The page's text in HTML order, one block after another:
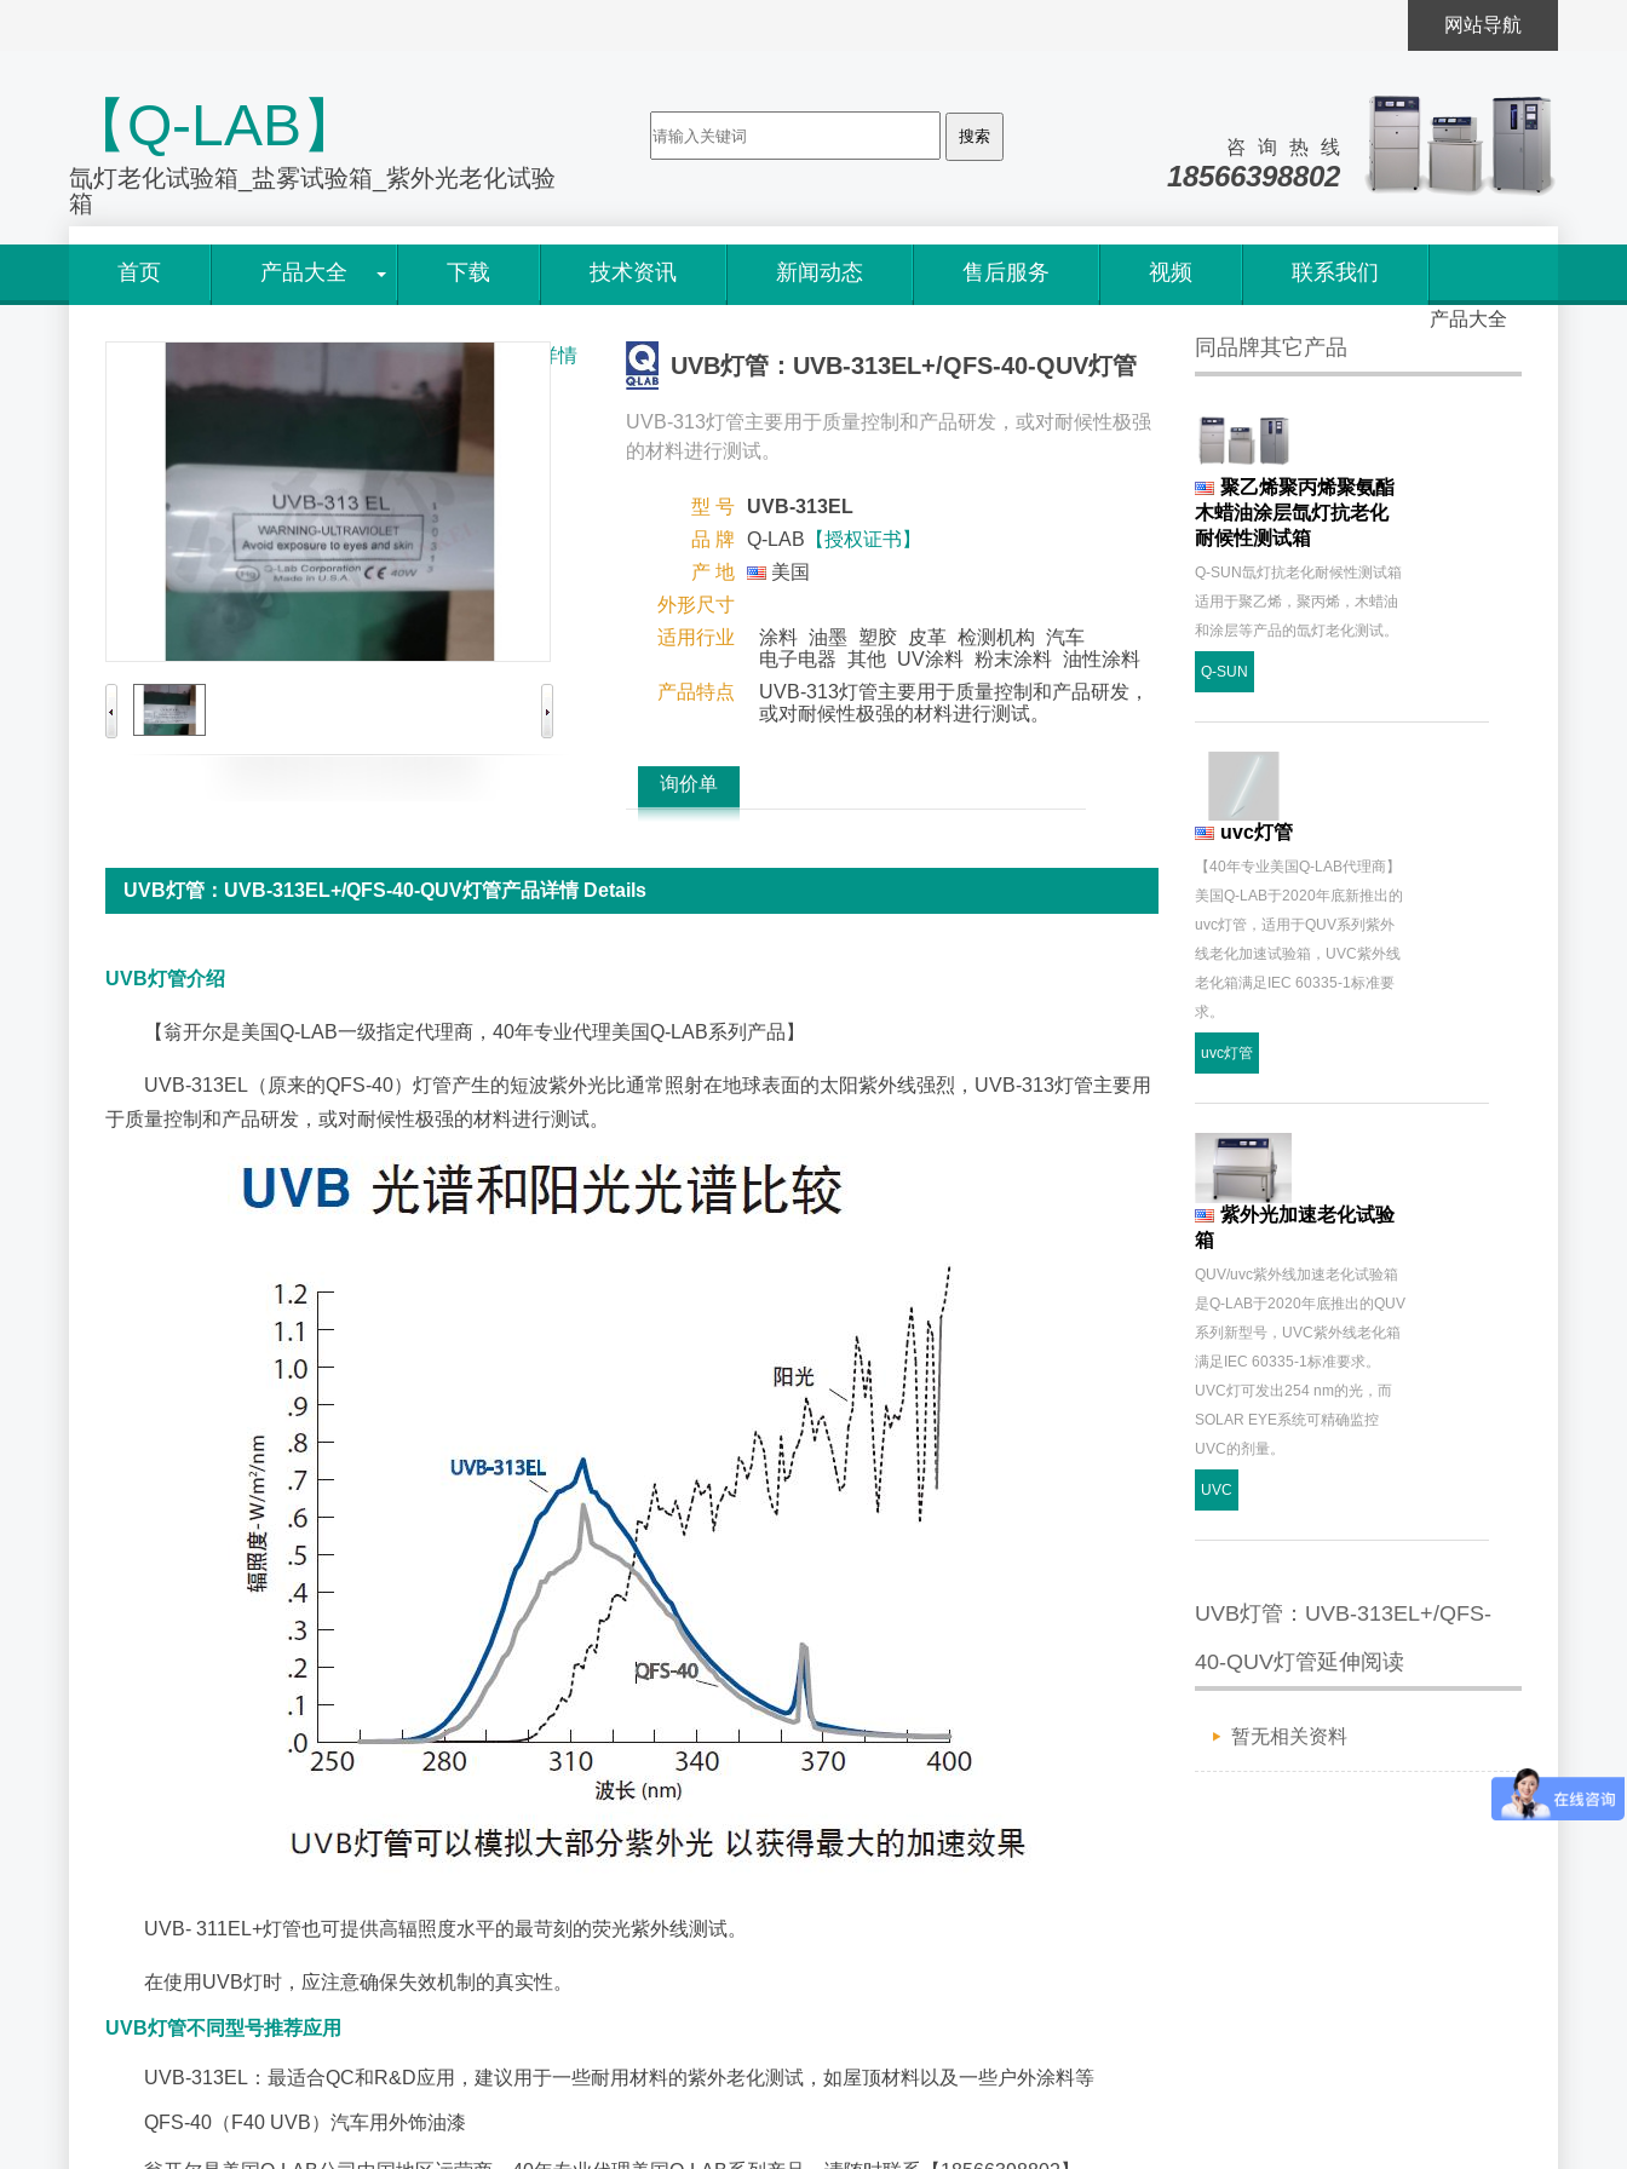
网站导航
【Q-LAB】
氙灯老化试验箱_盐雾试验箱_紫外光老化试验
箱
咨询热线
18566398802
首页 产品大全 下载 技术资讯 新闻动态 售后服务 视频 联系我们
产品大全
UVB灯管：UVB-313EL+/QFS-40-QUV灯管产品详情 UVB灯管：UVB-313EL+/QFS-40-QUV灯管
UVB-313灯管主要用于质量控制和产品研发，或对耐候性极强
的材料进行测试。
型 号
UVB-313EL
品 牌 Q-LAB 【授权证书】
产 地
美国
外形尺寸
适用行业
涂料 油墨 塑胶 皮革 检测机构 汽车
电子电器 其他 UV涂料 粉末涂料 油性涂料
产品特点
UVB-313灯管主要用于质量控制和产品研发，
或对耐候性极强的材料进行测试。
询价单
UVB灯管：UVB-313EL+/QFS-40-QUV灯管产品详情 Details
UVB灯管介绍
【翁开尔是美国Q-LAB一级指定代理商，40年专业代理美国Q-LAB系列产品】
UVB-313EL（原来的QFS-40）灯管产生的短波紫外光比通常照射在地球表面的太阳紫外线强烈，UVB-313灯管主要用
于质量控制和产品研发，或对耐候性极强的材料进行测试。
UVB- 311EL+灯管也可提供高辐照度水平的最苛刻的荧光紫外线测试。
在使用UVB灯时，应注意确保失效机制的真实性。
UVB灯管不同型号推荐应用
UVB-313EL：最适合QC和R&D应用，建议用于一些耐用材料的紫外老化测试，如屋顶材料以及一些户外涂料等
QFS-40（F40 UVB）汽车用外饰油漆
同品牌其它产品
聚乙烯聚丙烯聚氨酯
木蜡油涂层氙灯抗老化
耐候性测试箱
Q-SUN氙灯抗老化耐候性测试箱
适用于聚乙烯，聚丙烯，木蜡油
和涂层等产品的氙灯老化测试。
Q-SUN
uvc灯管
【40年专业美国Q-LAB代理商】
美国Q-LAB于2020年底新推出的
uvc灯管，适用于QUV系列紫外
线老化加速试验箱，UVC紫外线
老化箱满足IEC 60335-1标准要
求。
uvc灯管
紫外光加速老化试验
箱
QUV/uvc紫外线加速老化试验箱
是Q-LAB于2020年底推出的QUV
系列新型号，UVC紫外线老化箱
满足IEC 60335-1标准要求。
UVC灯可发出254 nm的光，而
SOLAR EYE系统可精确监控
UVC的剂量。
UVC
UVB灯管：UVB-313EL+/QFS-
40-QUV灯管延伸阅读
暂无相关资料